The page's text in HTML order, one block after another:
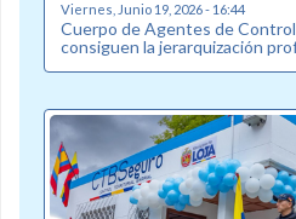
Viernes, Junio 19, 2026 - 16:44
Cuerpo de Agentes de
consiguen la jerarquización